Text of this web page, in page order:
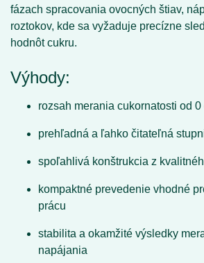
fázach spracovania ovocných štiav,
roztokov, kde sa vyžaduje precízne
hodnôt cukru.
Výhody:
rozsah merania cukornatosti od 0
prehľadná a ľahko čitateľná
spoľahlivá konštrukcia z
kompaktné prevedenie vhodné
prácu
stabilita a okamžité výsledky
napájania